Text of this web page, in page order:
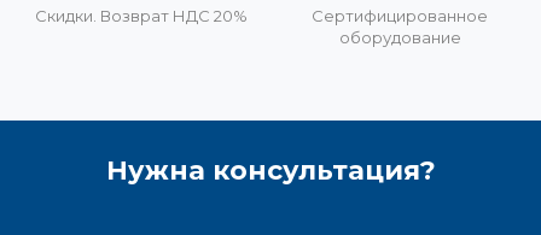
Скидки. Возврат НДС 20%
Сертифицированное
оборудование
Нужна консультация?